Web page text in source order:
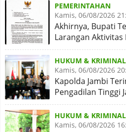
PEMERINTAHAN
Kamis, 06/08/2026
Akhirnya, Bupati
Larangan Aktivitas
HUKUM & KRIMINAL
Kamis, 06/08/2026
Kapolda Jambi
Pengadilan Tinggi
Antar Lembaga
HUKUM & KRIMINAL
Kamis, 06/08/2026